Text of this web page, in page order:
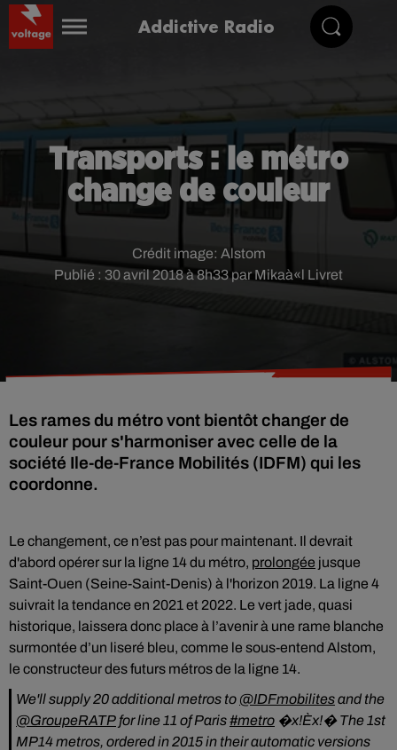
Addictive Radio
Transports : le métro
change de couleur
Publié : 30 avril 2018 à 8h33 par Mikaà«l Livret
Crédit image: Alstom
Les rames du métro vont bientôt changer de
couleur pour s'harmoniser avec celle de la
société Ile-de-France Mobilités (IDFM) qui les
coordonne.
Le changement, ce n’est pas pour maintenant. Il devrait
d'abord opérer sur la ligne 14 du métro, prolongée jusque
Saint-Ouen (Seine-Saint-Denis) à l'horizon 2019. La ligne 4
suivrait la tendance en 2021 et 2022. Le vert jade, quasi
historique, laissera donc place à l’avenir à une rame blanche
surmontée d’un liseré bleu, comme le sous-entend Alstom,
le constructeur des futurs métros de la ligne 14.
We'll supply 20 additional metros to @IDFmobilitesand the
@GroupeRATP for line 11 of Paris#metro �x!Èx!� The 1st
MP14 metros, ordered in 2015 in their automatic versions